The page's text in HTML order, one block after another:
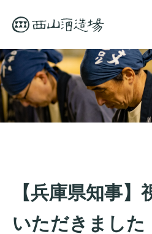
【兵庫県知事
いただきました